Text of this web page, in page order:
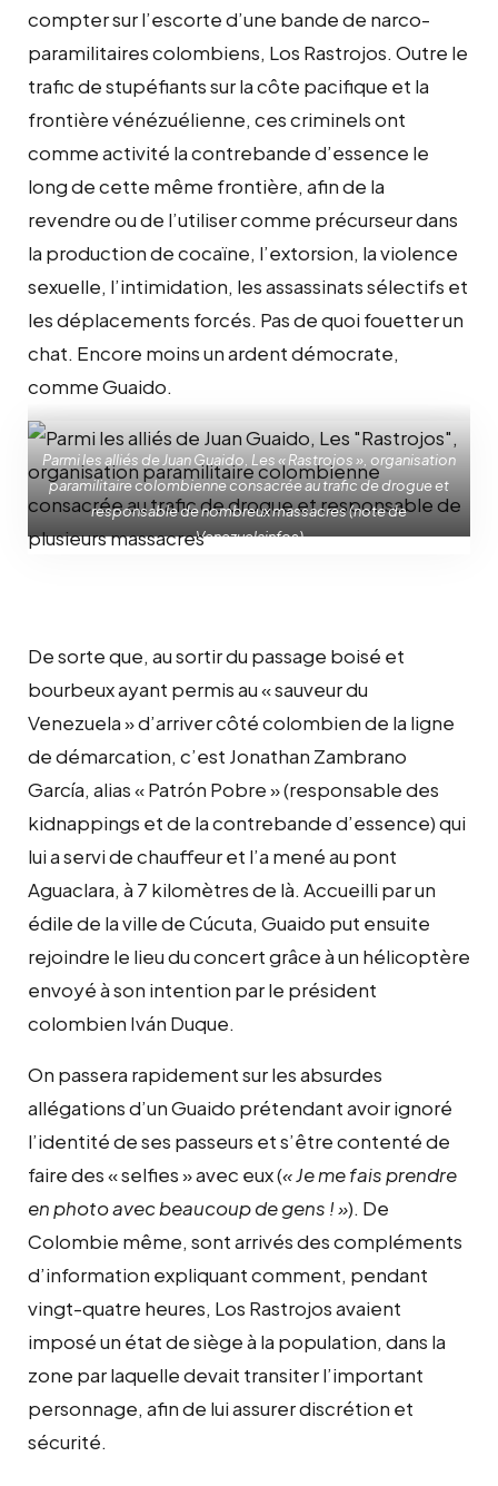
compter sur l’escorte d’une bande de narco-
paramilitaires colombiens, Los Rastrojos. Outre le
trafic de stupéfiants sur la côte pacifique et la
frontière vénézuélienne, ces criminels ont
comme activité la contrebande d’essence le
long de cette même frontière, afin de la
revendre ou de l’utiliser comme précurseur dans
la production de cocaïne, l’extorsion, la violence
sexuelle, l’intimidation, les assassinats sélectifs et
les déplacements forcés. Pas de quoi fouetter un
chat. Encore moins un ardent démocrate,
comme Guaido.
Parmi les alliés de Juan Guaido, Les « Rastrojos », organisation
paramilitaire colombienne consacrée au trafic de drogue et
responsable de nombreux massacres (note de
Venezuelainfos)
De sorte que, au sortir du passage boisé et
bourbeux ayant permis au « sauveur du
Venezuela » d’arriver côté colombien de la ligne
de démarcation, c’est Jonathan Zambrano
García, alias « Patrón Pobre » (responsable des
kidnappings et de la contrebande d’essence) qui
lui a servi de chauffeur et l’a mené au pont
Aguaclara, à 7 kilomètres de là. Accueilli par un
édile de la ville de Cúcuta, Guaido put ensuite
rejoindre le lieu du concert grâce à un hélicoptère
envoyé à son intention par le président
colombien Iván Duque.
On passera rapidement sur les absurdes
allégations d’un Guaido prétendant avoir ignoré
l’identité de ses passeurs et s’être contenté de
faire des « selfies » avec eux (« Je me fais prendre
en photo avec beaucoup de gens ! »). De
Colombie même, sont arrivés des compléments
d’information expliquant comment, pendant
vingt-quatre heures, Los Rastrojos avaient
imposé un état de siège à la population, dans la
zone par laquelle devait transiter l’important
personnage, afin de lui assurer discrétion et
sécurité.